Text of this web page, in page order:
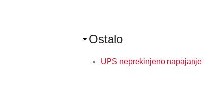
Ostalo
UPS neprekinjeno napajanje